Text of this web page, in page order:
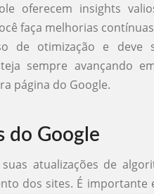
oferecem insights
faça melhorias
de otimização e deve
sempre avançando
página do Google.
do Google
atualizações de
dos sites. É importante